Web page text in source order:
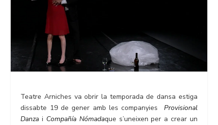
Teatre Arniches va obrir la temporada de dansa estiga
dissabte 19 de gener amb les companyies Provisional
Danza i Compañía Nómadaque s’uneixen per a crear un